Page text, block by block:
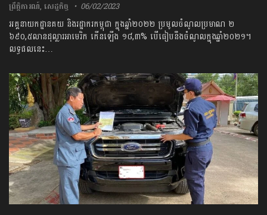
ព្រឹត្តិការណ៍,សេដ្ឋកិច្ច 06/02/2023
អគ្គនាយកដ្ឋានគយ និងរដ្ឋាករកម្ពុជា ក្នុងឆ្នាំ២០២២ ប្រមូលចំណូលប្រមាណ ២
៦៩០,៥លានដុល្លារអាមេរិក កើនឡើង ១៨,៣% បើធៀបនឹងចំណូលក្នុងឆ្នាំ២០២១។
លទ្ធផលនេះ…